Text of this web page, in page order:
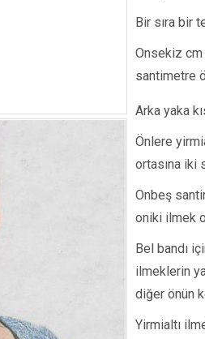
Bir sıra bir
Onsekiz
santimetre
Arka yaka
Önlere
ortasına iki
Onbeş
oniki ilmek
Bel bandı
ilmeklerin
diğer önün
Yirmialtı